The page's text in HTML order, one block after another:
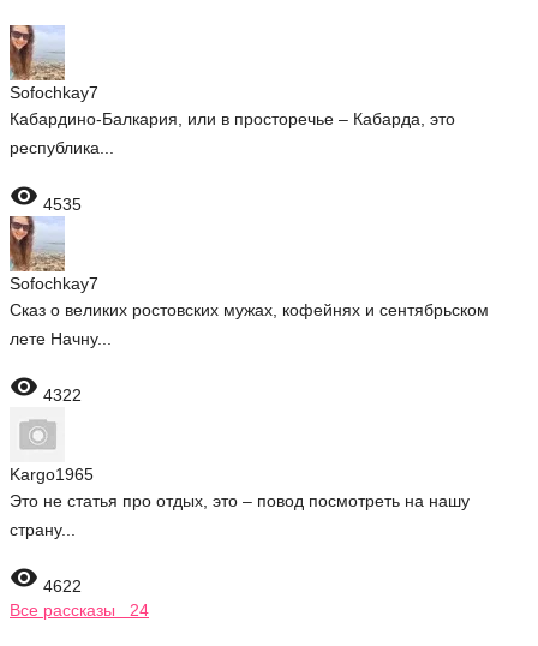
Sofochkay7
Кабардино-Балкария, или в просторечье – Кабарда, это
республика...
 4535
Sofochkay7
Сказ о великих ростовских мужах, кофейнях и сентябрьском
лете Начну...
 4322
Kargo1965
Это не статья про отдых, это – повод посмотреть на нашу
страну...
 4622
Все рассказы 24